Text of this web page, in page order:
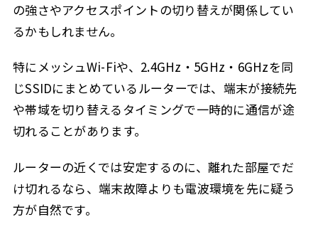
の強さやアクセスポイントの切り替えが関係してい
るかもしれません。
特にメッシュWi-Fiや、2.4GHz・5GHz・6GHzを同
じSSIDにまとめているルーターでは、端末が接続先
や帯域を切り替えるタイミングで一時的に通信が途
切れることがあります。
ルーターの近くでは安定するのに、離れた部屋でだ
け切れるなら、端末故障よりも電波環境を先に疑う
方が自然です。